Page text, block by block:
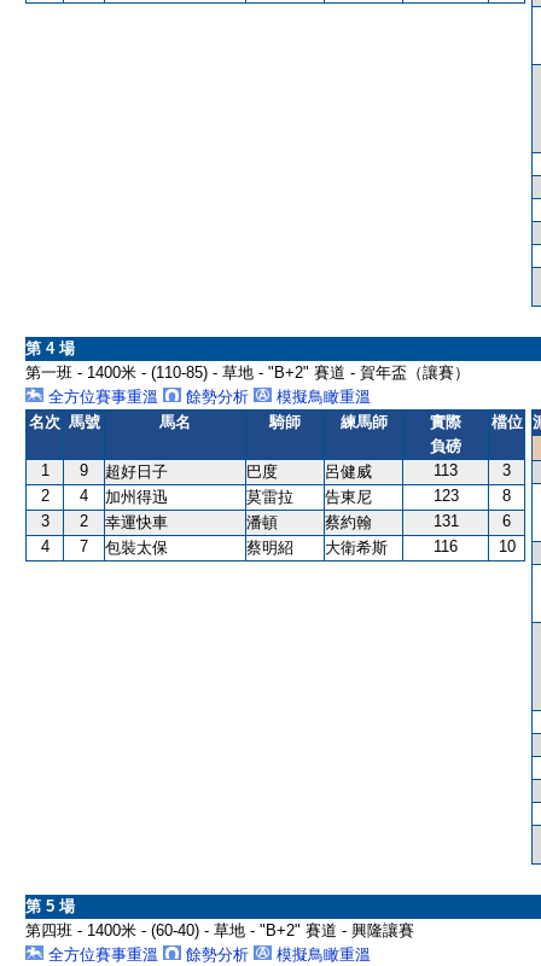
第 4 場
第一班 - 1400米 - (110-85) - 草地 - "B+2" 賽道 - 賀年盃（讓賽）
全方位賽事重溫
餘勢分析
模擬鳥瞰重溫
名次 馬號 馬名 騎師 練馬師
實際
負磅
檔位
1 9 超好日子 巴度 呂健威 113
3
2
4 加州得迅 莫雷拉 告東尼 123
8
3
2 幸運快車 潘頓 蔡約翰 131
6
4
7 包裝太保 蔡明紹 大衛希斯 116 10
第 5 場
第四班 - 1400米 - (60-40) - 草地 - "B+2" 賽道 - 興隆讓賽
全方位賽事重溫
餘勢分析
模擬鳥瞰重溫